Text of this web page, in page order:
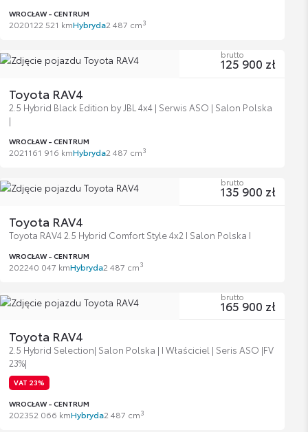
WROCŁAW - CENTRUM
2020122 521 kmHybryda2 487 cm3
Toyota RAV4
2.5 Hybrid Black Edition by JBL 4x4 | Serwis ASO | Salon Polska
|
WROCŁAW - CENTRUM
2021161 916 kmHybryda2 487 cm3
brutto
125 900 zł
Toyota RAV4
Toyota RAV4 2.5 Hybrid Comfort Style 4x2 I Salon Polska I
WROCŁAW - CENTRUM
202240 047 kmHybryda2 487 cm3
brutto
135 900 zł
Toyota RAV4
2.5 Hybrid Selection| Salon Polska | I Właściciel | Seris ASO |FV
23%|
VAT 23%
WROCŁAW - CENTRUM
202352 066 kmHybryda2 487 cm3
brutto
165 900 zł